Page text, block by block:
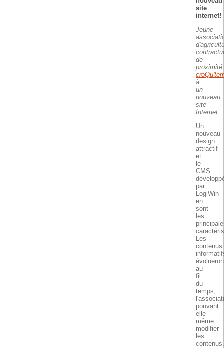
site
internet!
Jeune
de
proximité,
à
un
nouveau
site
Internet.
Un
nouveau
design
attractif
et
le
CMS
par
LogiWin
en
sont
les
Les
contenus
au
fil
du
temps,
pouvant
elle-
même
modifier
les
contenus.